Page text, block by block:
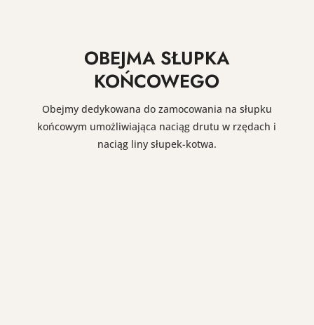
OBEJMA SŁUPKA
KOŃCOWEGO
Obejmy dedykowana do zamocowania na słupku
końcowym umożliwiająca naciąg drutu w rzędach i
naciąg liny słupek-kotwa.